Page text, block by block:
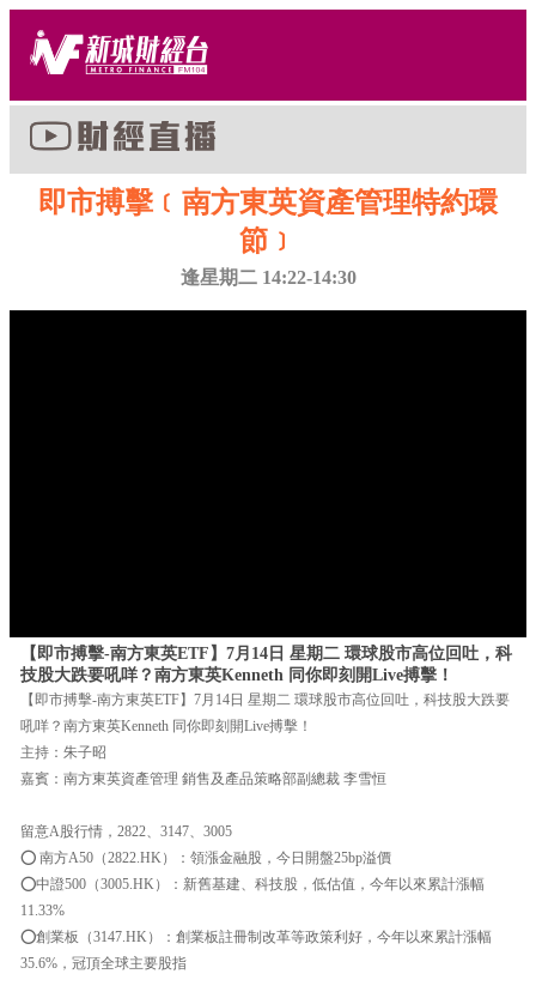
即市搏擊﹝南方東英資產管理特約環
節﹞
逢星期二 14:22-14:30
【即市搏擊-南方東英ETF】7月14日 星期二 環球股市高位回吐，科
技股大跌要吼咩？南方東英Kenneth 同你即刻開Live搏擊！
【即市搏擊-南方東英ETF】7月14日 星期二 環球股市高位回吐，科技股大跌要
吼咩？南方東英Kenneth 同你即刻開Live搏擊！
主持：朱子昭
嘉賓：南方東英資產管理 銷售及產品策略部副總裁 李雪恒
留意A股行情，2822、3147、3005
⭕ 南方A50（2822.HK）：領漲金融股，今日開盤25bp溢價
⭕中證500（3005.HK）：新舊基建、科技股，低估值，今年以來累計漲幅
11.33%
⭕創業板（3147.HK）：創業板註冊制改革等政策利好，今年以來累計漲幅
35.6%，冠頂全球主要股指